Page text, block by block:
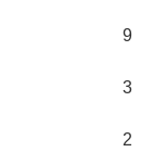
9
3
2